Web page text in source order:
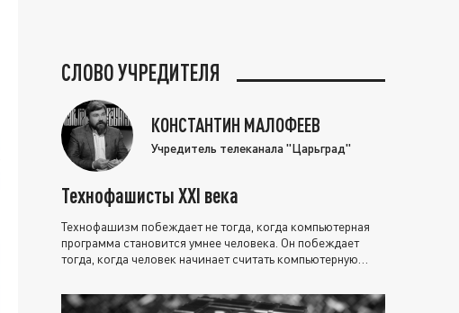
СЛОВО УЧРЕДИТЕЛЯ
КОНСТАНТИН МАЛОФЕЕВ
Учредитель телеканала "Царьград"
Технофашисты XXI века
Технофашизм побеждает не тогда, когда компьютерная
программа становится умнее человека. Он побеждает
тогда, когда человек начинает считать компьютерную